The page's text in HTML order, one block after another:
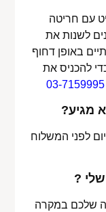
עם חריטה
לשנות את
באופן דחוף
להכניס את
03-7159995
מגיע?
לפני המשלוח
?
שלכם במקרה